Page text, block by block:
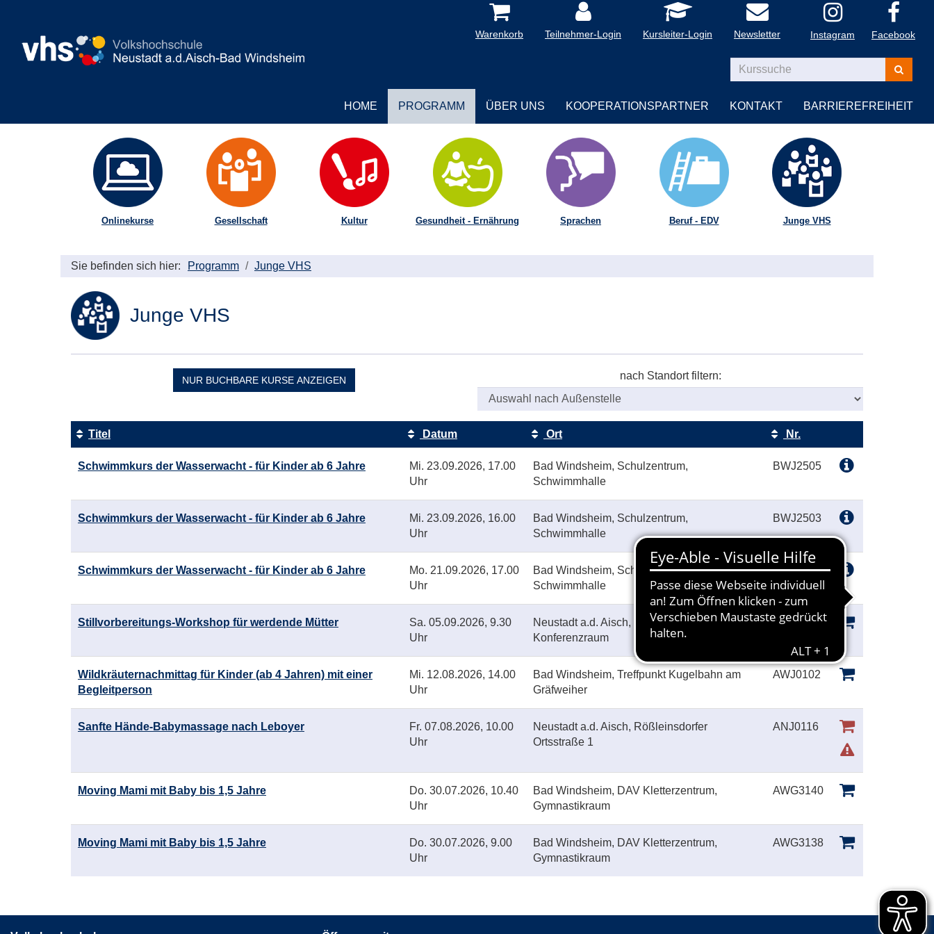
Warenkorb Teilnehmer-Login Kursleiter-Login Newsletter Instagram Facebook
Kurse
suchen
HOME PROGRAMM ÜBER UNS KOOPERATIONSPARTNER KONTAKT BARRIEREFREIHEIT
Onlinekurse Gesellschaft Kultur Gesundheit - Ernährung Sprachen Beruf - EDV Junge VHS
Sie befinden sich hier: Programm Junge VHS
Junge VHS
NUR BUCHBAREKURSE ANZEIGEN nach Standort filtern:
Tabellenüberschriften
sortiert
werden.
Titel Datum Ort
Nr.
Kursstatus
Schwimmkurs der Wasserwacht - für Kinder ab 6 Jahre
Mi. 23.09.2026, 17.00
Uhr
Bad Windsheim, Schulzentrum,
Schwimmhalle
BWJ2505
Schwimmkurs der Wasserwacht - für Kinder ab 6 Jahre Mi. 23.09.2026, 16.00
Uhr
Bad Windsheim, Schulzentrum,
Schwimmhalle
BWJ2503
Schwimmkurs der Wasserwacht - für Kinder ab 6 Jahre Mo. 21.09.2026, 17.00
Uhr
Bad Windsheim, Schulzentrum,
Schwimmhalle
BWJ2501
Stillvorbereitungs-Workshop für werdende Mütter Sa. 05.09.2026, 9.30
Uhr
Neustadt a.d. Aisch, Krankenhaus,
Konferenzraum
ANG1002
Wildkräuternachmittag für Kinder (ab 4 Jahren) mit einer
Begleitperson
Mi. 12.08.2026, 14.00
Uhr
Bad Windsheim, Treffpunkt Kugelbahn am
Gräfweiher
AWJ0102
Sanfte Hände-Babymassage nach Leboyer Fr. 07.08.2026, 10.00
Uhr
Neustadt a.d. Aisch, Rößleinsdorfer
Ortsstraße 1
ANJ0116
Moving Mami mit Baby bis 1,5 Jahre Do. 30.07.2026, 10.40
Uhr
Bad Windsheim, DAV Kletterzentrum,
Gymnastikraum
AWG3140
Moving Mami mit Baby bis 1,5 Jahre Do. 30.07.2026, 9.00
Uhr
Bad Windsheim, DAV Kletterzentrum,
Gymnastikraum
AWG3138